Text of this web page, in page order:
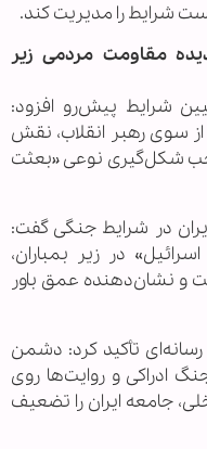
شرایط را مدیریت کند.
مقاومت مردمی زیر
شرایط پیش‌رو افزود:
سوی رهبر انقلاب، نقش
شکل‌گیری نوعی «بعثت
در شرایط جنگی گفت:
در زیر بمباران،
و نشان‌دهنده عمق باور
تأکید کرد: دشمن
ادراکی و روایت‌ها روی
جامعه ایران را تضعیف